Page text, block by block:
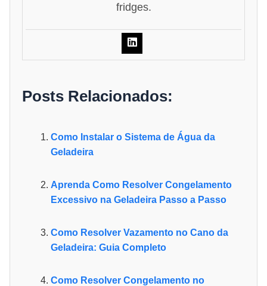
fridges.
Posts Relacionados:
Como Instalar o Sistema de Água da
Geladeira
Aprenda Como Resolver Congelamento
Excessivo na Geladeira Passo a Passo
Como Resolver Vazamento no Cano da
Geladeira: Guia Completo
Como Resolver Congelamento no